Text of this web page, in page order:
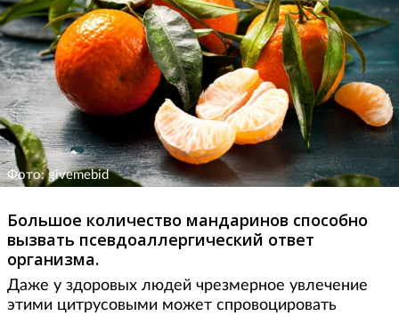
Фото: givemebid
Большое количество мандаринов способно
вызвать псевдоаллергический ответ
организма.
Даже у здоровых людей чрезмерное увлечение
этими цитрусовыми может спровоцировать